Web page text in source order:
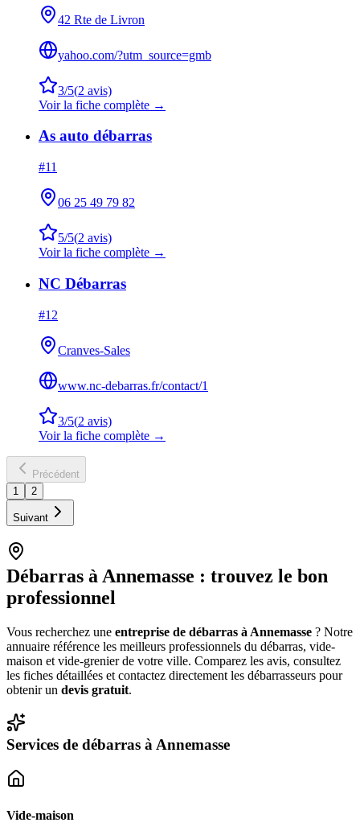
42 Rte de Livron
yahoo.com/?utm_source=gmb
3/5(2 avis)
Voir la fiche complète →
As auto débarras
#11
06 25 49 79 82
5/5(2 avis)
Voir la fiche complète →
NC Débarras
#12
Cranves-Sales
www.nc-debarras.fr/contact/1
3/5(2 avis)
Voir la fiche complète →
Précédent
1
2
Suivant
Débarras àAnnemasse : trouvez le bon
professionnel
Vous recherchez une entreprise de débarras à Annemasse ? Notre
annuaire référence les meilleurs professionnels du débarras, vide-
maison et vide-grenier de votre ville. Comparez les avis, consultez
les fiches détaillées et contactez directement les débarrasseurs pour
obtenir un devis gratuit.
Services de débarras à Annemasse
Vide-maison